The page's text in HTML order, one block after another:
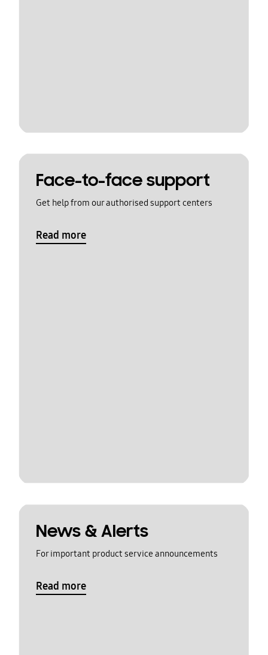
Face-to-face support
Get help from our authorised support centers
Read more
News & Alerts
For important product service announcements
Read more